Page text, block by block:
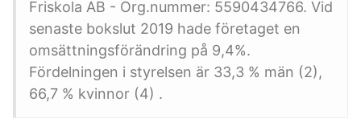
Friskola AB - Org.nummer: 5590434766. Vid
senaste bokslut 2019 hade företaget en
omsättningsförändring på 9,4%.
Fördelningen i styrelsen är 33,3 % män (2),
66,7 % kvinnor (4) .